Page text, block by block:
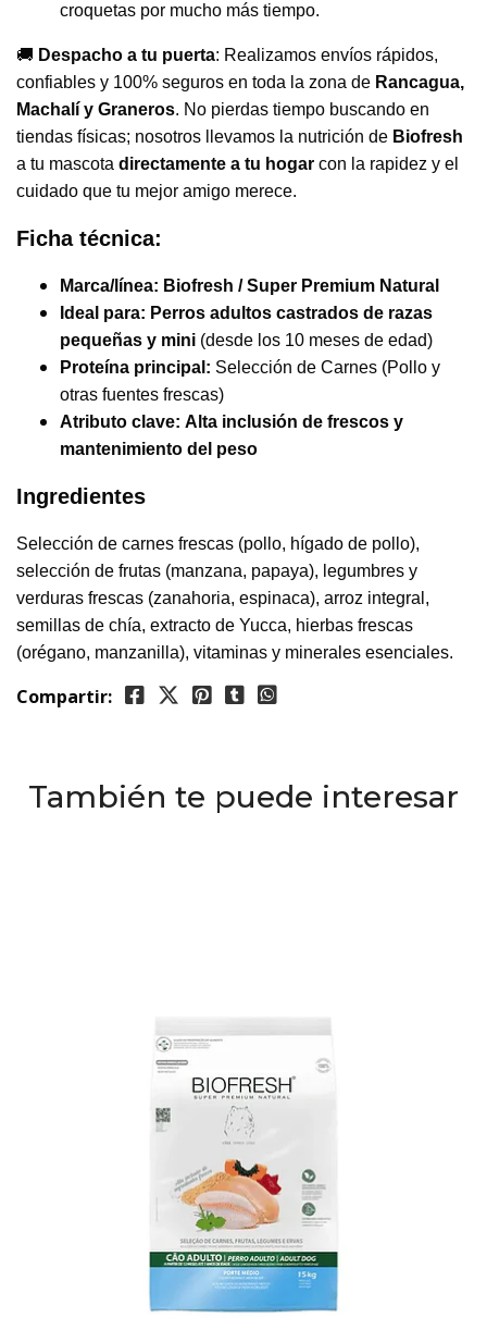
croquetas por mucho más tiempo.
🚚 Despacho a tu puerta: Realizamos envíos rápidos,
confiables y 100% seguros en toda la zona de Rancagua,
Machalí y Graneros. No pierdas tiempo buscando en
tiendas físicas; nosotros llevamos la nutrición de Biofresh
a tu mascota directamente a tu hogar con la rapidez y el
cuidado que tu mejor amigo merece.
Ficha técnica:
Marca/línea: Biofresh / Super Premium Natural
Ideal para: Perros adultos castrados de razas
pequeñas y mini (desde los 10 meses de edad)
Proteína principal: Selección de Carnes (Pollo y
otras fuentes frescas)
Atributo clave: Alta inclusión de frescos y
mantenimiento del peso
Ingredientes
Selección de carnes frescas (pollo, hígado de pollo),
selección de frutas (manzana, papaya), legumbres y
verduras frescas (zanahoria, espinaca), arroz integral,
semillas de chía, extracto de Yucca, hierbas frescas
(orégano, manzanilla), vitaminas y minerales esenciales.
Compartir:
También te puede interesar